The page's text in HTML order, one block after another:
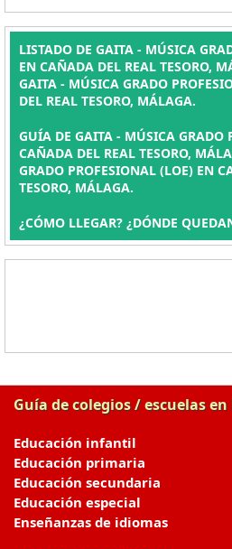
LISTADO DE GAITA - MÚSICA
EN CAÑADA DEL REAL TESORO,
GAITA - MÚSICA GRADO
DEL REAL TESORO, MÁLAGA.
GUÍA DE GAITA - MÚSICA GRADO
CAÑADA DEL REAL TESORO,
GRADO PROFESIONAL (LOE) EN
TESORO, MÁLAGA.
¿CÓMO LLEGAR? ¿DÓNDE
Guía de colegios / escuelas en
Educación infantil
Educación primaria
Educación secundaria
Educación especial
Enseñanzas de idiomas